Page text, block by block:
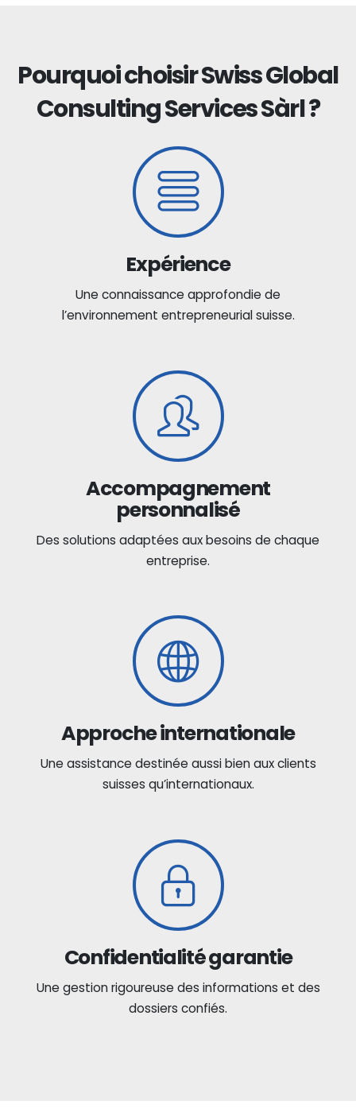
Pourquoi choisir Swiss Global
Consulting Services Sàrl ?
Expérience
Une connaissance approfondie de
l’environnement entrepreneurial suisse.
Accompagnement
personnalisé
Des solutions adaptées aux besoins de chaque
entreprise.
Approche internationale
Une assistance destinée aussi bien aux clients
suisses qu’internationaux.
Confidentialité garantie
Une gestion rigoureuse des informations et des
dossiers confiés.